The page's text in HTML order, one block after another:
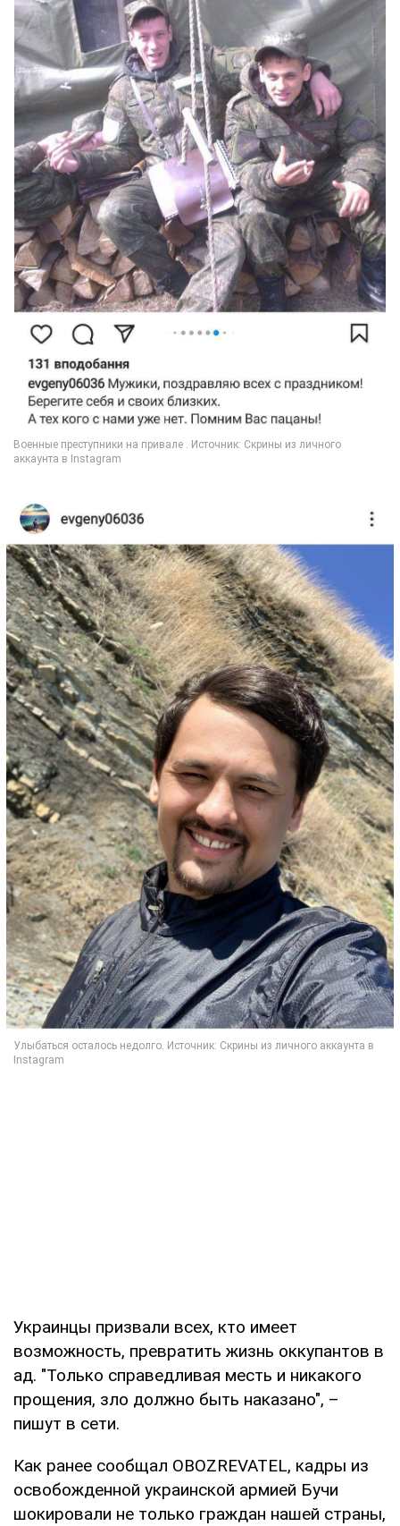
Украинцы призвали всех, кто имеет
возможность, превратить жизнь оккупантов в
ад. "Только справедливая месть и никакого
прощения, зло должно быть наказано", –
пишут в сети.
Как ранее сообщал OBOZREVATEL, кадры из
освобожденной украинской армией Бучи
шокировали не только граждан нашей страны,